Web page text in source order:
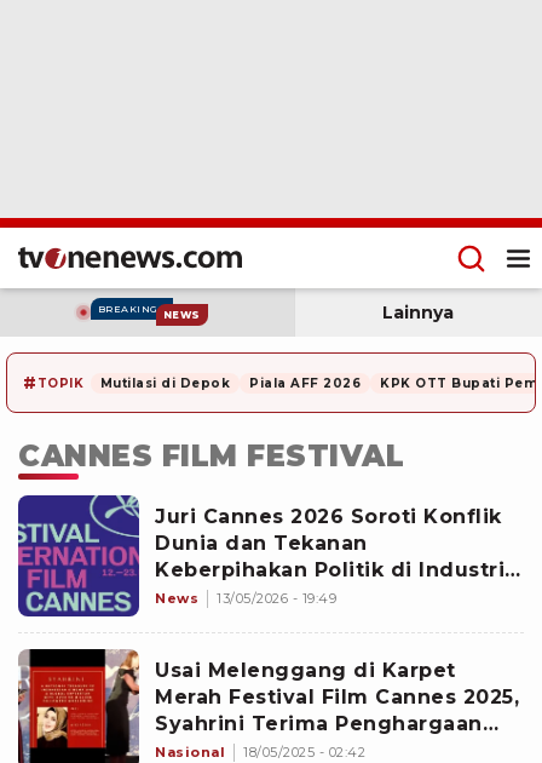
BREAKING NEWS Lainnya
# TOPIK Mutilasi di Depok Piala AFF 2026 KPK OTT Bupati
CANNES FILM FESTIVAL
Juri Cannes 2026 Soroti Konflik
Dunia dan Tekanan
Keberpihakan Politik di Industri
Film
News 13/05/2026 - 19:49
Usai Melenggang di Karpet
Merah Festival Film Cannes 2025,
Syahrini Terima Penghargaan
dari UNESCO
Nasional 18/05/2025 - 02:42